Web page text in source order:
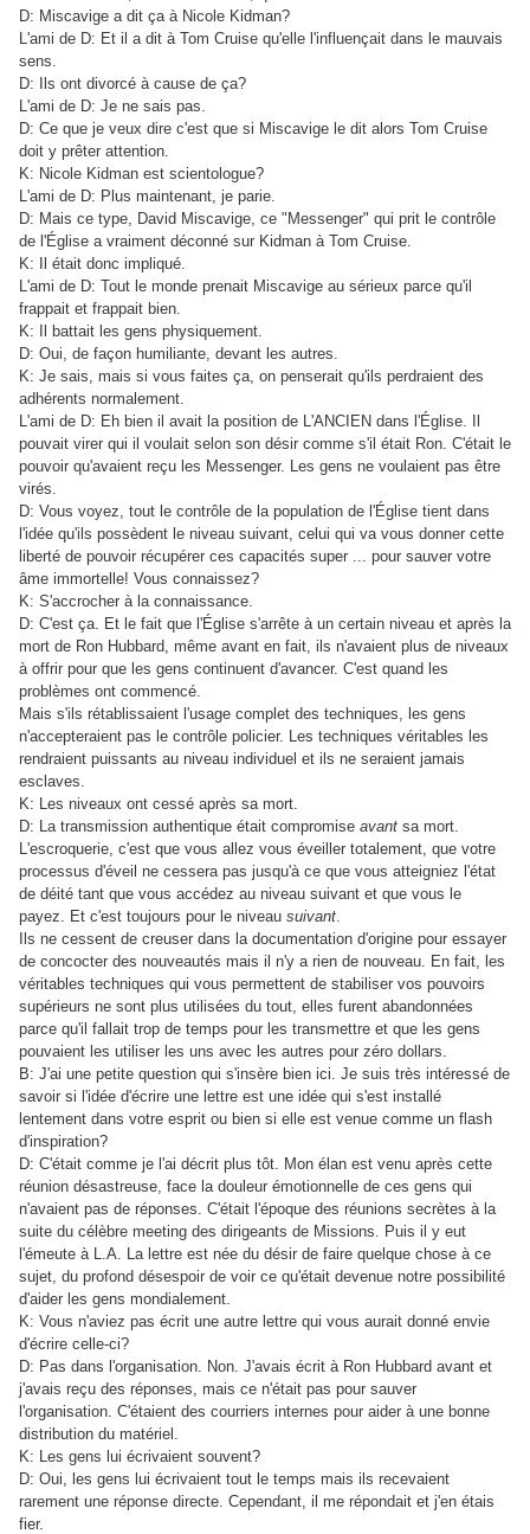
D: Miscavige a dit ça à Nicole Kidman?
L'ami de D: Et il a dit à Tom Cruise qu'elle l'influençait dans le mauvais
sens.
D: Ils ont divorcé à cause de ça?
L'ami de D: Je ne sais pas.
D: Ce que je veux dire c'est que si Miscavige le dit alors Tom Cruise
doit y prêter attention.
K: Nicole Kidman est scientologue?
L'ami de D: Plus maintenant, je parie.
D: Mais ce type, David Miscavige, ce "Messenger" qui prit le contrôle
de l'Église a vraiment déconné sur Kidman à Tom Cruise.
K: Il était donc impliqué.
L'ami de D: Tout le monde prenait Miscavige au sérieux parce qu'il
frappait et frappait bien.
K: Il battait les gens physiquement.
D: Oui, de façon humiliante, devant les autres.
K: Je sais, mais si vous faites ça, on penserait qu'ils perdraient des
adhérents normalement.
L'ami de D: Eh bien il avait la position de L'ANCIEN dans l'Église. Il
pouvait virer qui il voulait selon son désir comme s'il était Ron. C'était le
pouvoir qu'avaient reçu les Messenger. Les gens ne voulaient pas être
virés.
D: Vous voyez, tout le contrôle de la population de l'Église tient dans
l'idée qu'ils possèdent le niveau suivant, celui qui va vous donner cette
liberté de pouvoir récupérer ces capacités super ... pour sauver votre
âme immortelle! Vous connaissez?
K: S'accrocher à la connaissance.
D: C'est ça. Et le fait que l'Église s'arrête à un certain niveau et après la
mort de Ron Hubbard, même avant en fait, ils n'avaient plus de niveaux
à offrir pour que les gens continuent d'avancer. C'est quand les
problèmes ont commencé.
Mais s'ils rétablissaient l'usage complet des techniques, les gens
n'accepteraient pas le contrôle policier. Les techniques véritables les
rendraient puissants au niveau individuel et ils ne seraient jamais
esclaves.
K: Les niveaux ont cessé après sa mort.
D: La transmission authentique était compromise avant sa mort.
L'escroquerie, c'est que vous allez vous éveiller totalement, que votre
processus d'éveil ne cessera pas jusqu'à ce que vous atteigniez l'état
de déité tant que vous accédez au niveau suivant et que vous le
payez. Et c'est toujours pour le niveau suivant.
Ils ne cessent de creuser dans la documentation d'origine pour essayer
de concocter des nouveautés mais il n'y a rien de nouveau. En fait, les
véritables techniques qui vous permettent de stabiliser vos pouvoirs
supérieurs ne sont plus utilisées du tout, elles furent abandonnées
parce qu'il fallait trop de temps pour les transmettre et que les gens
pouvaient les utiliser les uns avec les autres pour zéro dollars.
B: J'ai une petite question qui s'insère bien ici. Je suis très intéressé de
savoir si l'idée d'écrire une lettre est une idée qui s'est installé
lentement dans votre esprit ou bien si elle est venue comme un flash
d'inspiration?
D: C'était comme je l'ai décrit plus tôt. Mon élan est venu après cette
réunion désastreuse, face la douleur émotionnelle de ces gens qui
n'avaient pas de réponses. C'était l'époque des réunions secrètes à la
suite du célèbre meeting des dirigeants de Missions. Puis il y eut
l'émeute à L.A. La lettre est née du désir de faire quelque chose à ce
sujet, du profond désespoir de voir ce qu'était devenue notre possibilité
d'aider les gens mondialement.
K: Vous n'aviez pas écrit une autre lettre qui vous aurait donné envie
d'écrire celle-ci?
D: Pas dans l'organisation. Non. J'avais écrit à Ron Hubbard avant et
j'avais reçu des réponses, mais ce n'était pas pour sauver
l'organisation. C'étaient des courriers internes pour aider à une bonne
distribution du matériel.
K: Les gens lui écrivaient souvent?
D: Oui, les gens lui écrivaient tout le temps mais ils recevaient
rarement une réponse directe. Cependant, il me répondait et j'en étais
fier.